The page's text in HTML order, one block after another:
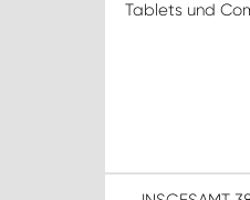
Tablets und